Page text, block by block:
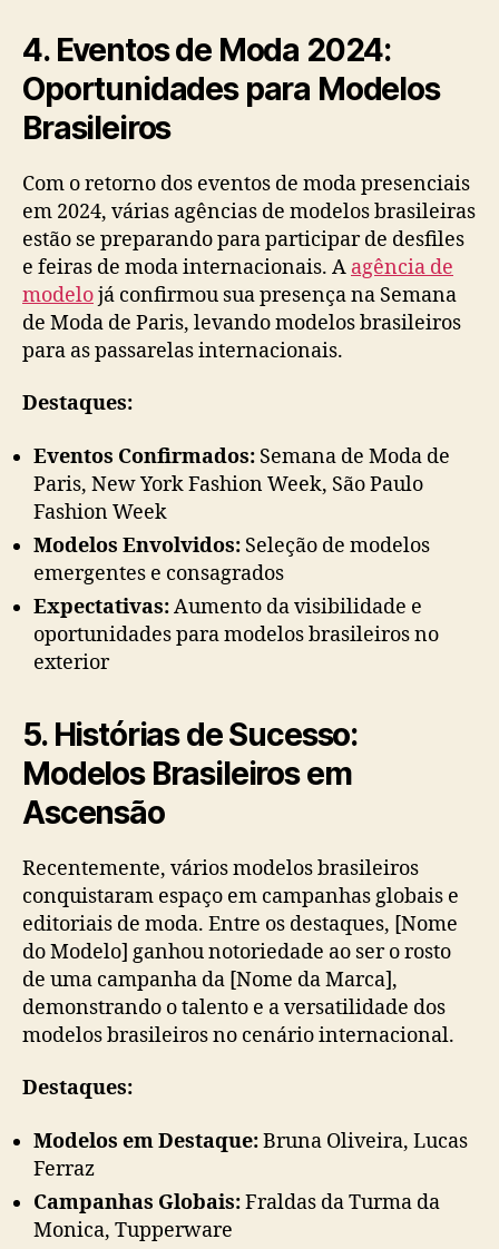
4. Eventos de Moda 2024:
Oportunidades para Modelos
Brasileiros
Com o retorno dos eventos de moda presenciais
em 2024, várias agências de modelos brasileiras
estão se preparando para participar de desfiles
e feiras de moda internacionais. A agência de
modelojá confirmou sua presença na Semana
de Moda de Paris, levando modelos brasileiros
para as passarelas internacionais.
Destaques:
Eventos Confirmados: Semana de Moda de
Paris, New York Fashion Week, São Paulo
Fashion Week
Modelos Envolvidos: Seleção de modelos
emergentes e consagrados
Expectativas:Aumento da visibilidade e
oportunidades para modelos brasileiros no
exterior
5. Histórias de Sucesso:
Modelos Brasileiros em
Ascensão
Recentemente, vários modelos brasileiros
conquistaram espaço em campanhas globais e
editoriais de moda. Entre os destaques, [Nome
do Modelo] ganhou notoriedade ao ser o rosto
de uma campanha da [Nome da Marca],
demonstrando o talento e a versatilidade dos
modelos brasileiros no cenário internacional.
Destaques:
Modelos em Destaque:Bruna Oliveira, Lucas
Ferraz
Campanhas Globais:Fraldas da Turma da
Monica, Tupperware